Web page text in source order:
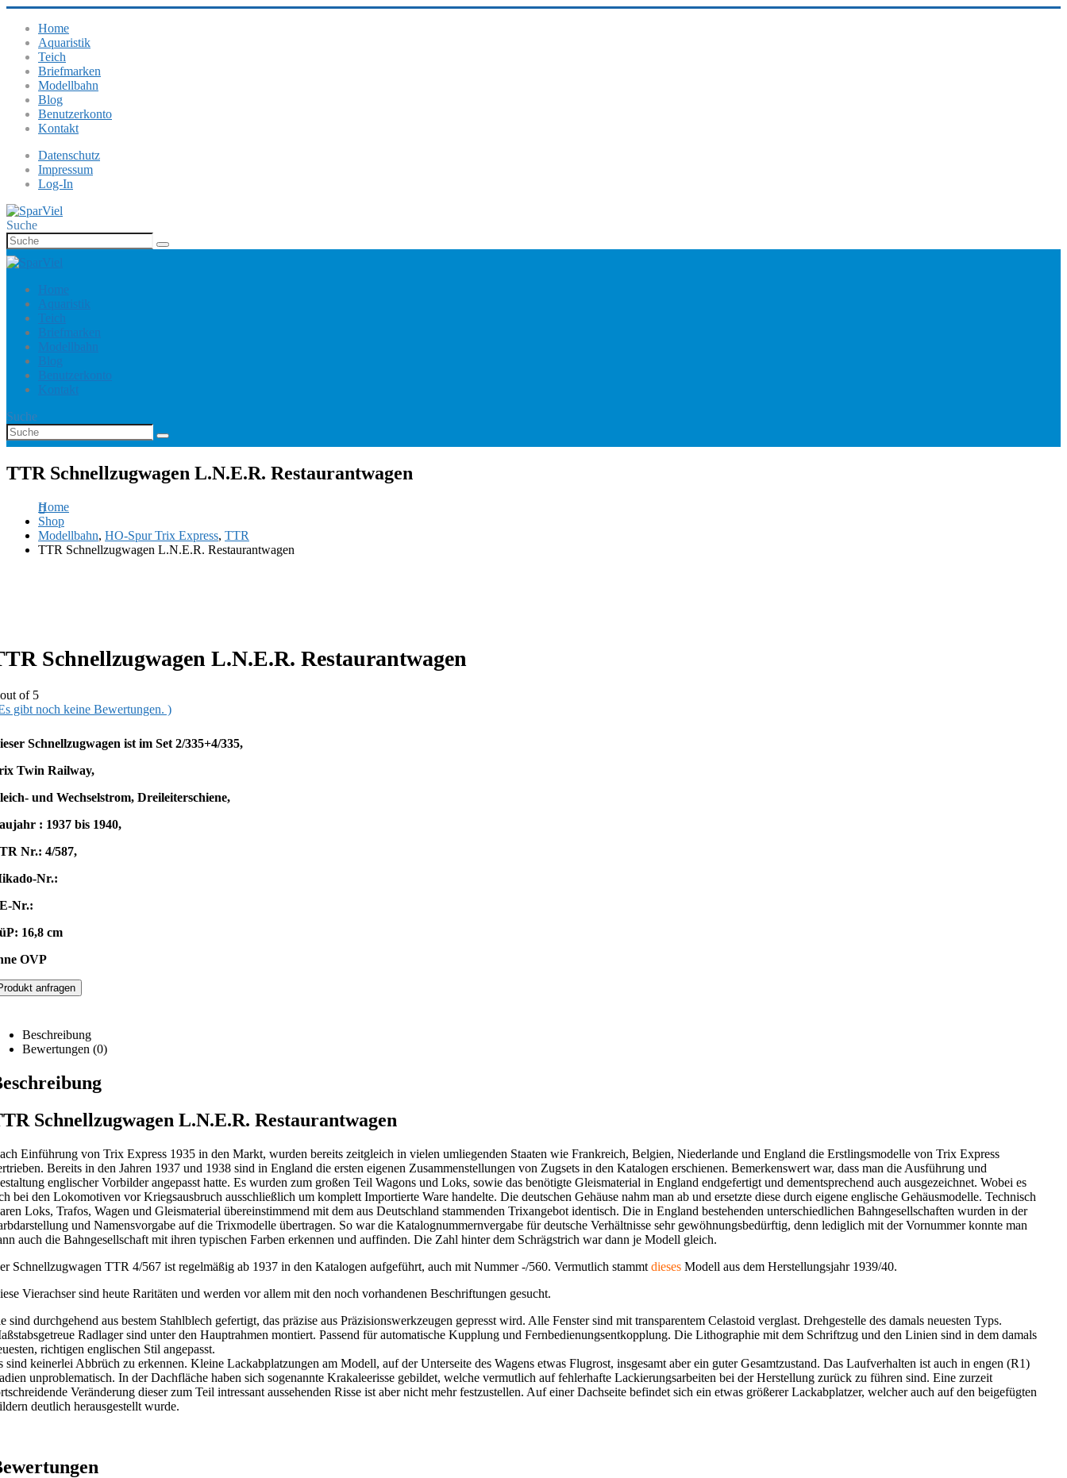
Home
Aquaristik
Teich
Briefmarken
Modellbahn
Blog
Benutzerkonto
Kontakt
Datenschutz
Impressum
Log-In
Suche
Home
Aquaristik
Teich
Briefmarken
Modellbahn
Blog
Benutzerkonto
Kontakt
Suche
TTR Schnellzugwagen L.N.E.R. Restaurantwagen
Home
Shop
Modellbahn, HO-Spur Trix Express, TTR
TTR Schnellzugwagen L.N.E.R. Restaurantwagen
Schnellzugwagen L.N.E.R. Restaurantwagen
of 5
gibt noch keine Bewertungen. )
Schnellzugwagen ist im Set 2/335+4/335,
Twin Railway,
und Wechselstrom, Dreileiterschiene,
: 1937 bis 1940,
Nr.: 4/587,
Nr.:
Nr.:
16,8 cm
OVP
anfragen
Beschreibung
Bewertungen (0)
Schnellzugwagen L.N.E.R. Restaurantwagen
Einführung von Trix Express 1935 in den Markt, wurden bereits zeitgleich in vielen umliegenden Staaten wie Frankreich, Belgien, Niederlande und England die Erstlingsmodelle von Trix Express
Bereits in den Jahren 1937 und 1938 sind in England die ersten eigenen Zusammenstellungen von Zugsets in den Katalogen erschienen. Bemerkenswert war, dass man die Ausführung und
englischer Vorbilder angepasst hatte. Es wurden zum großen Teil Wagons und Loks, sowie das benötigte Gleismaterial in England endgefertigt und dementsprechend auch ausgezeichnet. Wobei es
bei den Lokomotiven vor Kriegsausbruch ausschließlich um komplett Importierte Ware handelte. Die deutschen Gehäuse nahm man ab und ersetzte diese durch eigene englische Gehäusmodelle. Technisch
Loks, Trafos, Wagen und Gleismaterial übereinstimmend mit dem aus Deutschland stammenden Trixangebot identisch. Die in England bestehenden unterschiedlichen Bahngesellschaften wurden in der
und Namensvorgabe auf die Trixmodelle übertragen. So war die Katalognummernvergabe für deutsche Verhältnisse sehr gewöhnungsbedürftig, denn lediglich mit der Vornummer konnte man
auch die Bahngesellschaft mit ihren typischen Farben erkennen und auffinden. Die Zahl hinter dem Schrägstrich war dann je Modell gleich.
Schnellzugwagen TTR 4/567 ist regelmäßig ab 1937 in den Katalogen aufgeführt, auch mit Nummer -/560. Vermutlich stammt dieses Modell aus dem Herstellungsjahr 1939/40.
Vierachser sind heute Raritäten und werden vor allem mit den noch vorhandenen Beschriftungen gesucht.
sind durchgehend aus bestem Stahlblech gefertigt, das präzise aus Präzisionswerkzeugen gepresst wird. Alle Fenster sind mit transparentem Celastoid verglast. Drehgestelle des damals neuesten Typs.
Radlager sind unter den Hauptrahmen montiert. Passend für automatische Kupplung und Fernbedienungsentkopplung. Die Lithographie mit dem Schriftzug und den Linien sind in dem damals
richtigen englischen Stil angepasst.
sind keinerlei Abbrüch zu erkennen. Kleine Lackabplatzungen am Modell, auf der Unterseite des Wagens etwas Flugrost, insgesamt aber ein guter Gesamtzustand. Das Laufverhalten ist auch in engen (R1)
unproblematisch. In der Dachfläche haben sich sogenannte Krakaleerisse gebildet, welche vermutlich auf fehlerhafte Lackierungsarbeiten bei der Herstellung zurück zu führen sind. Eine zurzeit
Veränderung dieser zum Teil intressant aussehenden Risse ist aber nicht mehr festzustellen. Auf einer Dachseite befindet sich ein etwas größerer Lackabplatzer, welcher auch auf den beigefügten
deutlich herausgestellt wurde.